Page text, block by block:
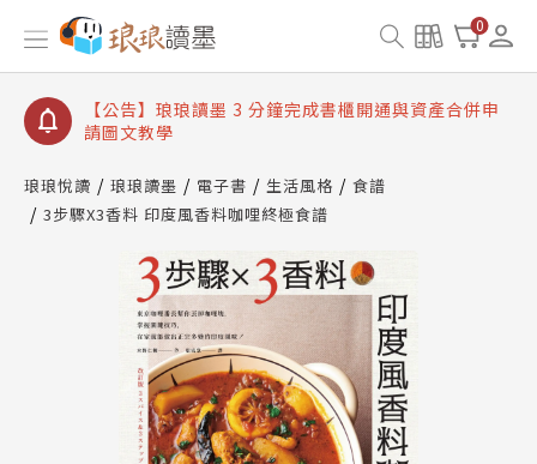
0
【公告】琅琅讀墨數位閱讀資產合併與書櫃開通申請
【公告】琅琅讀墨書櫃開通常見問題
【公告】琅琅讀墨 3 分鐘完成書櫃開通與資產合併申
請圖文教學
查詢
【公告】琅琅讀墨數位閱讀資產合併與書櫃開通申請
琅琅悅讀 琅琅讀墨 電子書 生活風格
食譜
3步驟X3香料 印度風香料咖哩終極食譜